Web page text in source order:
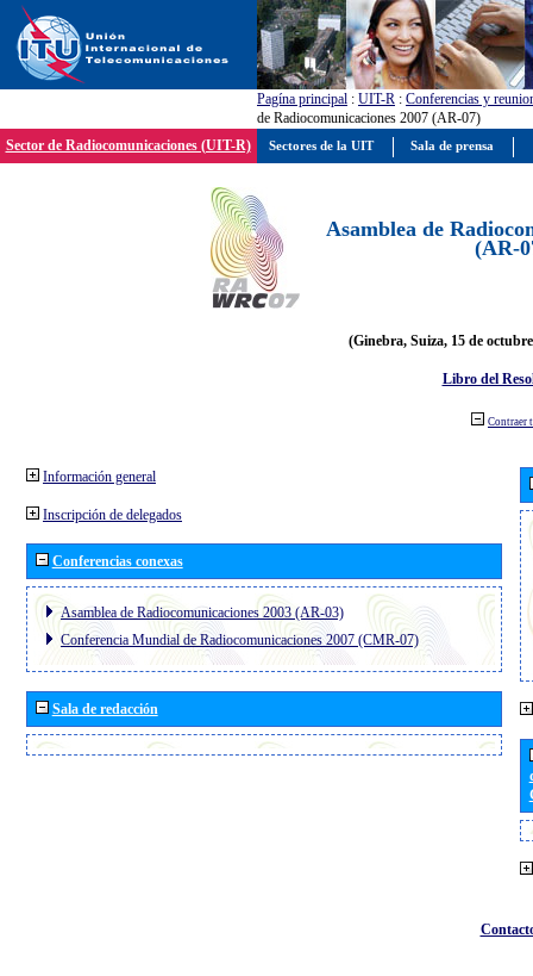
Pagína principal : UIT-R : Conferencias y
de Radiocomunicaciones 2007 (AR-07)
Sector de Radiocomunicaciones (UIT-R)
Asamblea de
(AR-
(Ginebra, Suiza, 15 de
Libro del
Contraer
Información general
Inscripción de delegados
Conferencias conexas
Asamblea de Radiocomunicaciones 2003 (AR-03)
Conferencia Mundial de Radiocomunicaciones 2007 (CMR-07)
Sala de redacción
Sectores de la UIT Sala de prensa